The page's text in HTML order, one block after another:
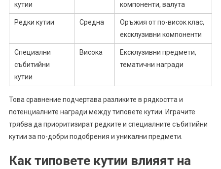
кутии
компоненти, валута
Редки кутии Средна
Оръжия от по-висок клас,
ексклузивни компоненти
Специални
събитийни
кутии
Висока
Ексклузивни предмети,
тематични награди
Това сравнение подчертава разликите в рядкостта и
потенциалните награди между типовете кутии. Играчите
трябва да приоритизират редките и специалните събитийни
кутии за по-добри подобрения и уникални предмети.
Как типовете кутии влияят на